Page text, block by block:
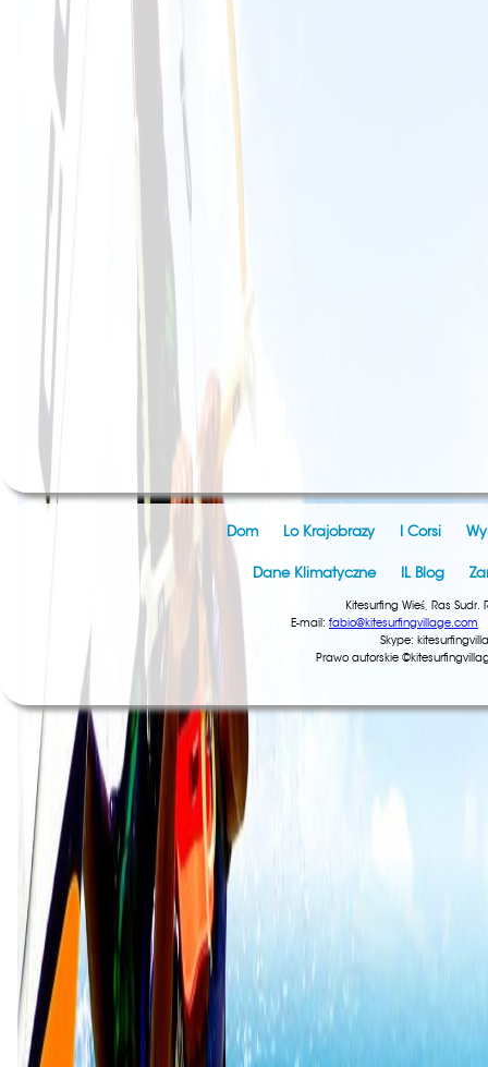
Dom Lo Krajobrazy I Corsi
Dane Klimatyczne IL Blog
Kitesurfing Wieś, Ras
E-mail: fabio@kitesurfingvillage.com
Skype:
Prawo autorskie